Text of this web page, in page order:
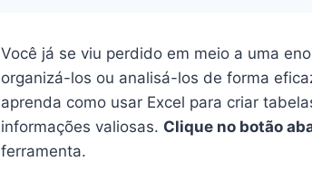
Você já se viu perdido em meio a uma
organizá-los ou analisá-los de forma
aprenda como usar Excel para criar
informações valiosas. Clique no botão
ferramenta.